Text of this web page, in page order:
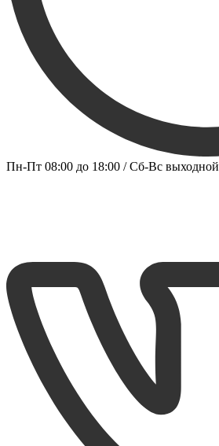
Пн-Пт 08:00 до 18:00 / Сб-Вс выходной